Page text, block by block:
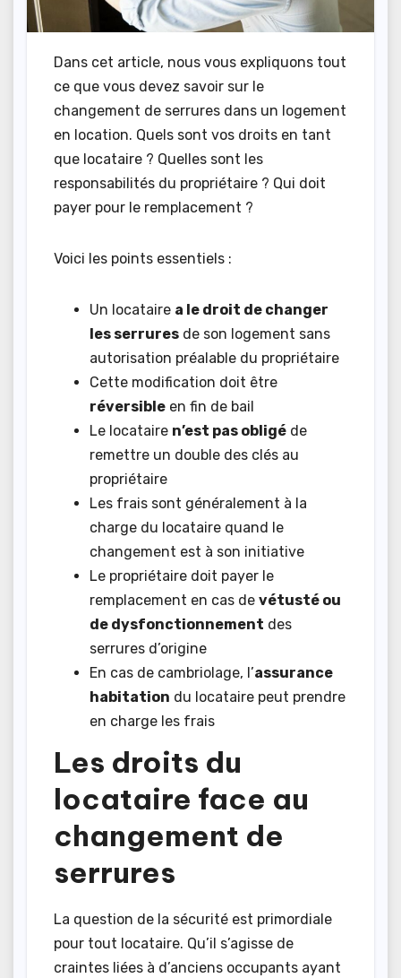
Dans cet article, nous vous expliquons tout
ce que vous devez savoir sur le
changement de serrures dans un logement
en location. Quels sont vos droits en tant
que locataire ? Quelles sont les
responsabilités du propriétaire ? Qui doit
payer pour le remplacement ?
Voici les points essentiels :
Un locataire a le droit de changer
les serrures de son logement sans
autorisation préalable du propriétaire
Cette modification doit être
réversible en fin de bail
Le locataire n’est pas obligé de
remettre un double des clés au
propriétaire
Les frais sont généralement à la
charge du locataire quand le
changement est à son initiative
Le propriétaire doit payer le
remplacement en cas de vétusté ou
de dysfonctionnement des
serrures d’origine
En cas de cambriolage, l’assurance
habitation du locataire peut prendre
en charge les frais
Les droits du
locataire face au
changement de
serrures
La question de la sécurité est primordiale
pour tout locataire. Qu’il s’agisse de
craintes liées à d’anciens occupants ayant